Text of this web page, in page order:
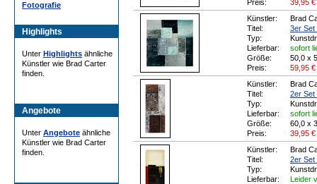
Fotografie
Highlights
Unter Highlights ähnliche
Künstler wie Brad Carter
finden.
Angebote
Unter Angebote ähnliche
Künstler wie Brad Carter
finden.
Preis:
39,95 €
Künstler:
Brad
Titel:
3er Set
Typ:
Lieferbar:
sofort
Größe:
50,0 x
Preis:
59,95 €
Künstler:
Brad
Titel:
2er Set
Typ:
Lieferbar:
sofort
Größe:
60,0 x
Preis:
39,95 €
Künstler:
Brad
Titel:
2er Set
Typ:
Lieferbar:
Leider